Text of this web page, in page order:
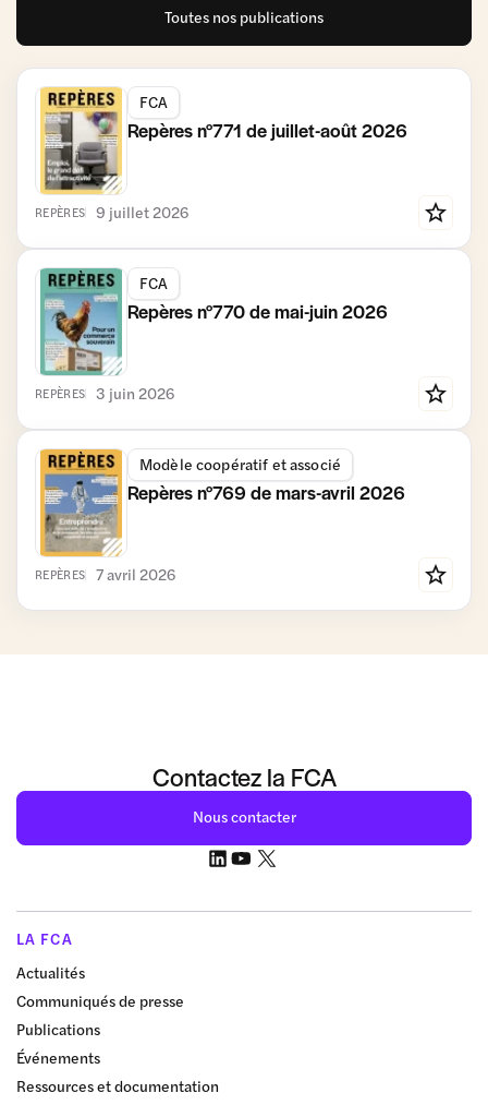
Toutes nos publications
FCA
Repères n°771 de juillet-août 2026
REPÈRES 9 juillet 2026
FCA
Repères n°770 de mai-juin 2026
REPÈRES 3 juin 2026
Modèle coopératif et associé
Repères n°769 de mars-avril 2026
REPÈRES 7 avril 2026
Contactez la FCA
Nous contacter
LA FCA
Actualités
Communiqués de presse
Publications
Événements
Ressources et documentation